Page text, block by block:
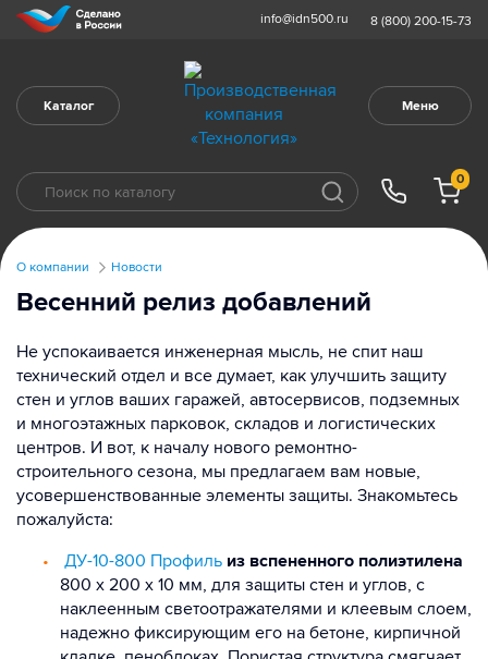
info@idn500.ru 8 (800) 200-15-73
Каталог Меню
0
О компании Новости
Весенний релиз добавлений
Не успокаивается инженерная мысль, не спит наш
технический отдел и все думает, как улучшить защиту
стен и углов ваших гаражей, автосервисов, подземных
и многоэтажных парковок, складов и логистических
центров. И вот, к началу нового ремонтно-
строительного сезона, мы предлагаем вам новые,
усовершенствованные элементы защиты. Знакомьтесь
пожалуйста:
ДУ-10-800 Профиль из вспененного полиэтилена
800 х 200 х 10 мм, для защиты стен и углов, с
наклеенным светоотражателями и клеевым слоем,
надежно фиксирующим его на бетоне, кирпичной